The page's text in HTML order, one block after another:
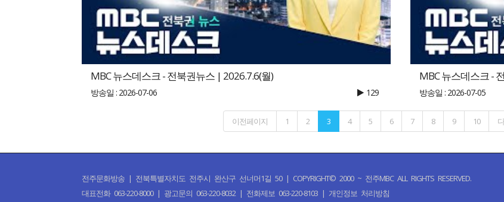
MBC 뉴스데스크 - 전북권뉴스 | 2026.7.6(월)
방송일 : 2026-07-06 129
MBC 뉴스데스크 -
방송일 : 2026-07-05
이전페이지 1 2 3 4 5 6 7 8 9 10
전주문화방송 | 전북특별자치도 전주시 완산구 선너머1길 50 | COPYRIGHT© 2000 ~ 전주MBC ALL RIGHTS RESERVED.
대표전화 063-220-8000 | 광고문의 063-220-8032 | 전화제보 063-220-8103 | 개인정보 처리방침